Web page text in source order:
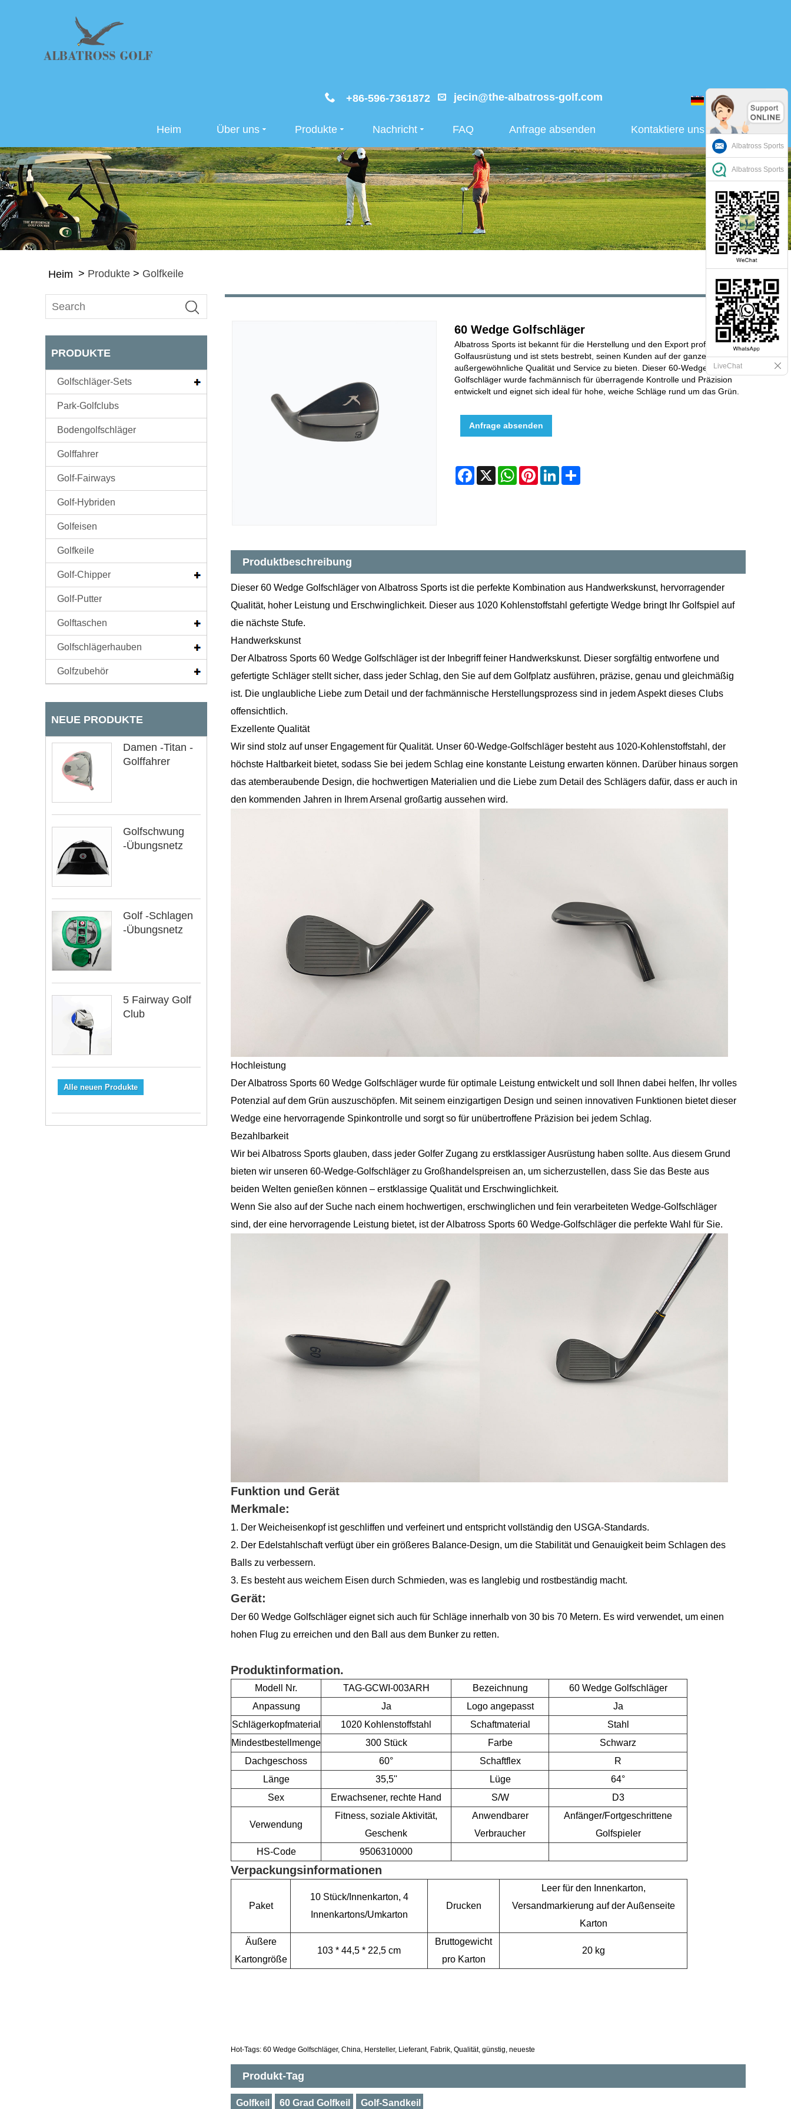
+86-596-7361872 jecin@the-albatross-golf.com Deutsch
Heim Über uns Produkte Nachricht FAQ Anfrage absenden Kontaktiere uns
Heim > Produkte > Golfkeile
PRODUKTE
Golfschläger-Sets
Park-Golfclubs
Bodengolfschläger
Golffahrer
Golf-Fairways
Golf-Hybriden
Golfeisen
Golfkeile
Golf-Chipper
Golf-Putter
Golftaschen
Golfschlägerhauben
Golfzubehör
NEUE PRODUKTE
Damen -Titan -
Golffahrer
Golfschwung
-Übungsnetz
Golf -Schlagen
-Übungsnetz
5 Fairway Golf
Club
Alle neuen Produkte
60 Wedge Golfschläger
Albatross Sports ist bekannt für die Herstellung und den Export professioneller
Golfausrüstung und ist stets bestrebt, seinen Kunden auf der ganzen Welt
außergewöhnliche Qualität und Service zu bieten. Dieser 60-Wedge-
Golfschläger wurde fachmännisch für überragende Kontrolle und Präzision
entwickelt und eignet sich ideal für hohe, weiche Schläge rund um das Grün.
Anfrage absenden
Facebook
X WhatsApp
Pinterest
LinkedIn
Produktbeschreibung
Dieser 60 Wedge Golfschläger von Albatross Sports ist die perfekte Kombination aus Handwerkskunst, hervorragender
Qualität, hoher Leistung und Erschwinglichkeit. Dieser aus 1020 Kohlenstoffstahl gefertigte Wedge bringt Ihr Golfspiel auf
die nächste Stufe.
Handwerkskunst
Der Albatross Sports 60 Wedge Golfschläger ist der Inbegriff feiner Handwerkskunst. Dieser sorgfältig entworfene und
gefertigte Schläger stellt sicher, dass jeder Schlag, den Sie auf dem Golfplatz ausführen, präzise, ​​genau und gleichmäßig
ist. Die unglaubliche Liebe zum Detail und der fachmännische Herstellungsprozess sind in jedem Aspekt dieses Clubs
offensichtlich.
Exzellente Qualität
Wir sind stolz auf unser Engagement für Qualität. Unser 60-Wedge-Golfschläger besteht aus 1020-Kohlenstoffstahl, der
höchste Haltbarkeit bietet, sodass Sie bei jedem Schlag eine konstante Leistung erwarten können. Darüber hinaus sorgen
das atemberaubende Design, die hochwertigen Materialien und die Liebe zum Detail des Schlägers dafür, dass er auch in
den kommenden Jahren in Ihrem Arsenal großartig aussehen wird.
Hochleistung
Der Albatross Sports 60 Wedge Golfschläger wurde für optimale Leistung entwickelt und soll Ihnen dabei helfen, Ihr volles
Potenzial auf dem Grün auszuschöpfen. Mit seinem einzigartigen Design und seinen innovativen Funktionen bietet dieser
Wedge eine hervorragende Spinkontrolle und sorgt so für unübertroffene Präzision bei jedem Schlag.
Bezahlbarkeit
Wir bei Albatross Sports glauben, dass jeder Golfer Zugang zu erstklassiger Ausrüstung haben sollte. Aus diesem Grund
bieten wir unseren 60-Wedge-Golfschläger zu Großhandelspreisen an, um sicherzustellen, dass Sie das Beste aus
beiden Welten genießen können – erstklassige Qualität und Erschwinglichkeit.
Wenn Sie also auf der Suche nach einem hochwertigen, erschwinglichen und fein verarbeiteten Wedge-Golfschläger
sind, der eine hervorragende Leistung bietet, ist der Albatross Sports 60 Wedge-Golfschläger die perfekte Wahl für Sie.
Funktion und Gerät
Merkmale:
1. Der Weicheisenkopf ist geschliffen und verfeinert und entspricht vollständig den USGA-Standards.
2. Der Edelstahlschaft verfügt über ein größeres Balance-Design, um die Stabilität und Genauigkeit beim Schlagen des
Balls zu verbessern.
3. Es besteht aus weichem Eisen durch Schmieden, was es langlebig und rostbeständig macht.
Gerät:
Der 60 Wedge Golfschläger eignet sich auch für Schläge innerhalb von 30 bis 70 Metern. Es wird verwendet, um einen
hohen Flug zu erreichen und den Ball aus dem Bunker zu retten.
Produktinformation.
Modell Nr. TAG-GCWI-003ARH Bezeichnung
60 Wedge Golfschläger
Anpassung
Ja Logo angepasst
Ja
Schlägerkopfmaterial
1020 Kohlenstoffstahl Schaftmaterial
Stahl
Mindestbestellmenge
300 Stück Farbe
Schwarz
Dachgeschoss
60° Schaftflex
R
Länge
35,5'' Lüge
64°
Sex
Erwachsener, rechte Hand S/W D3
Verwendung
Fitness, soziale Aktivität,
Geschenk
Anwendbarer
Verbraucher
Anfänger/Fortgeschrittene
Golfspieler
HS-Code
9506310000
Verpackungsinformationen
Paket
10 Stück/Innenkarton, 4
Innenkartons/Umkarton
Drucken
Leer für den Innenkarton,
Versandmarkierung auf der Außenseite
Karton
Äußere
Kartongröße
103 * 44,5 * 22,5 cm
Bruttogewicht
pro Karton
20 kg
Hot-Tags: 60 Wedge Golfschläger, China, Hersteller, Lieferant, Fabrik, Qualität, günstig, neueste
Produkt-Tag
Golfkeil 60 Grad Golfkeil Golf-Sandkeil
Albatross Sports
Albatross Sports
LiveChat